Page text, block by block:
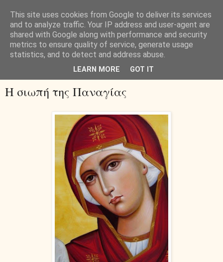
Η σιωπή της Παναγίας
This site uses cookies from Google to deliver its services
and to analyze traffic. Your IP address and user-agent are
shared with Google along with performance and security
metrics to ensure quality of service, generate usage
statistics, and to detect and address abuse.
LEARN MORE GOT IT